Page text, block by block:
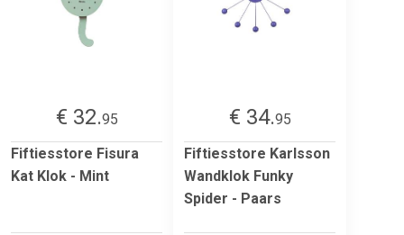
€ 32.95
Fiftiesstore Fisura
Kat Klok - Mint
€ 34.95
Fiftiesstore Karlsson
Wandklok Funky
Spider - Paars